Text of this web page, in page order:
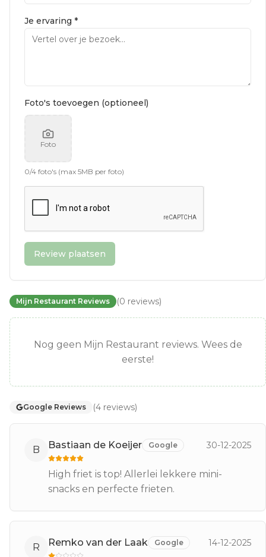
Je ervaring *
Foto's toevoegen (optioneel)
Foto
0/4 foto's (max 5MB per foto)
Review plaatsen
Mijn Restaurant Reviews (0 reviews)
Nog geen Mijn Restaurant reviews. Wees de
eerste!
Google Reviews (4 reviews)
B Bastiaan de Koeijer Google 30-12-2025
High friet is top! Allerlei lekkere mini-
snacks en perfecte frieten.
R Remko van der Laak Google 14-12-2025